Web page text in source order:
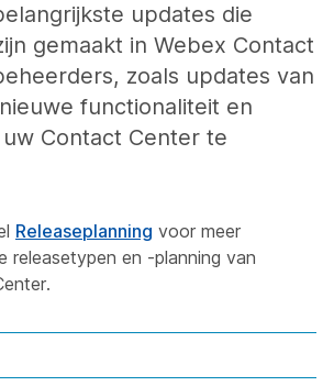
updates die
gemaakt in Webex Contact
zoals updates van
functionaliteit en
Contact Center te
Releaseplanning voor meer
releasetypen en -planning van